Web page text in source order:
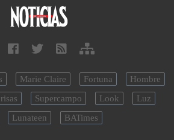
Marie Claire Fortuna
Hombre
Supercampo Look
Luz
Lunateen BATimes